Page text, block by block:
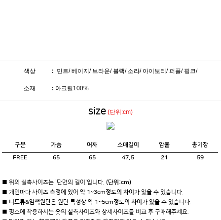
색상 : 민트/ 베이지/ 브라운/ 블랙/ 소라/ 아이보리/ 퍼플/ 핑크/
소재 : 아크릴100%
size (단위:cm)
구분 가슴 어깨 소매길이 암홀
총기장
FREE
65 65 47.5 21 59
■ 위의 실측사이즈는 '단면의 길이'입니다. (단위:cm)
■ 개인마다 사이즈 측정에 있어약 1~3cm정도의 차이가 있을 수 있습니다.
■ 니트류&염색원단은 원단 특성상약 1~5cm정도의 차이가 있을 수 있습니다.
■ 평소에 착용하시는 옷의 실측사이즈와 상세사이즈를 비교 후 구매해주세요.